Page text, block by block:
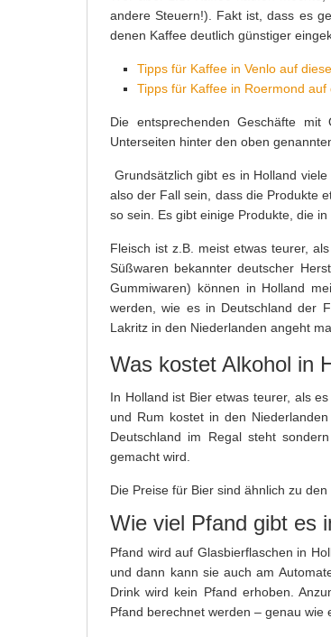
andere Steuern!). Fakt ist, dass es
denen Kaffee deutlich günstiger
Tipps für Kaffee in Venlo auf
Tipps für Kaffee in Roermond
Die entsprechenden Geschäfte
Unterseiten hinter den oben
Grundsätzlich gibt es in Holland
also der Fall sein, dass die Produkte
so sein. Es gibt einige Produkte, die in
Fleisch ist z.B. meist etwas teurer,
Süßwaren bekannter deutscher
Gummiwaren) können in Holland
werden, wie es in Deutschland der
Lakritz in den Niederlanden angeht
Was kostet Alkohol in
In Holland ist Bier etwas teurer, als
und Rum kostet in den
Deutschland im Regal steht
gemacht wird.
Die Preise für Bier sind ähnlich zu
Wie viel Pfand gibt es
Pfand wird auf Glasbierflaschen in
und dann kann sie auch am
Drink wird kein Pfand erhoben.
Pfand berechnet werden – genau wie